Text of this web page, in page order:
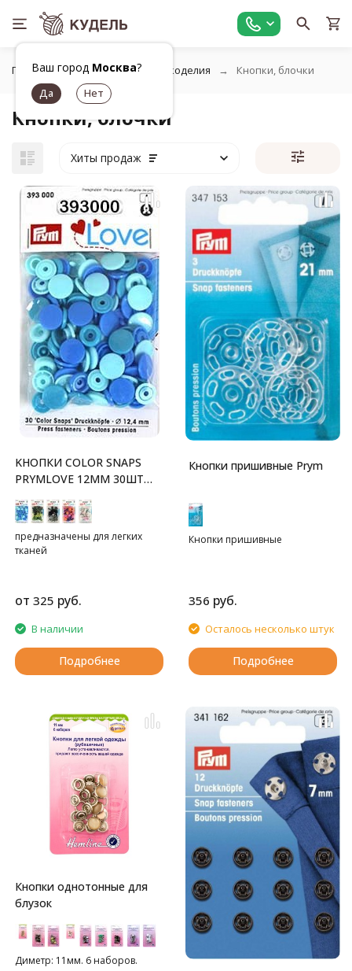
Ваш город Москва?
Главная Фурнитура для рукоделия Кнопки, блочки
Кнопки, блочки
Хиты продаж
KНОПКИ COLOR SNAPS
PRYMLOVE 12ММ 30ШТ
предназначены для легких
тканей
от 325 руб.
В наличии
Подробнее
Кнопки пришивные Prym
Кнопки пришивные
356 руб.
Осталось несколько штук
Подробнее
Кнопки однотонные для
блузок
Диметр: 11мм. 6 наборов.